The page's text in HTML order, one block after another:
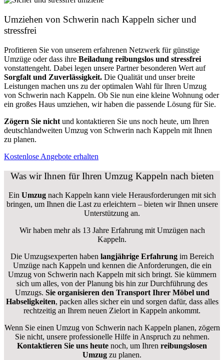
Umziehen von Schwerin nach Kappeln sicher und
stressfrei
Profitieren Sie von unserem erfahrenen Netzwerk für günstige
Umzüge oder dass ihre Beiladung reibungslos und stressfrei
vonstattengeht. Dabei legen unsere Partner besonderen Wert auf
Sorgfalt und Zuverlässigkeit. Die Qualität und unser breite
Leistungen machen uns zu der optimalen Wahl für Ihren Umzug
von Schwerin nach Kappeln. Ob Sie nun eine kleine Wohnung oder
ein großes Haus umziehen, wir haben die passende Lösung für Sie.
Zögern Sie nicht und kontaktieren Sie uns noch heute, um Ihren
deutschlandweiten Umzug von Schwerin nach Kappeln mit Ihnen
zu planen.
Kostenlose Angebote erhalten
Was wir Ihnen für Ihren Umzug Kappeln nach bieten
Ein Umzugnach Kappeln kann viele Herausforderungen mit sich
bringen, um Ihnen die Last zu erleichtern – bieten wir Ihnen unsere
Unterstützung an.
Wir haben mehr als 13 Jahre Erfahrung mit Umzügen nach
Kappeln.
Die Umzugsexperten haben langjährige Erfahrungim Bereich
Umzüge nach Kappeln und kennen die Anforderungen, die ein
Umzug von Schwerin nach Kappeln mit sich bringt. Sie kümmern
sich um alles, von der Planung bis hin zur Durchführung des
Umzugs. Sie organisieren den Transport Ihrer Möbel und
Habseligkeiten, packen alles sicher ein und sorgen dafür, dass alles
rechtzeitig an Ihrem neuen Zielort in Kappeln ankommt.
Wenn Sie einen Umzug von Schwerin nach Kappeln planen, zögern
Sie nicht, unsere professionelle Hilfe in Anspruch zu nehmen.
Kontaktieren Sie uns heute noch, um Ihren reibungslosen
Umzug zu planen.